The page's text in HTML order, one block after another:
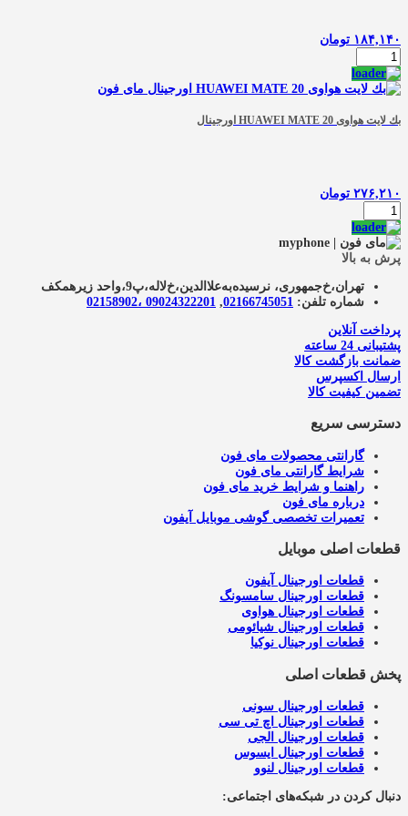
۱۸۴,۱۴۰ تومان
بک
لایت
گوشی
HONOR
9X
بك لایت هواوی HUAWEI MATE 20 اورجينال
۲۷۶,۲۱۰ تومان
بك
لایت
هواوی
HUAWEI
MATE
اورجينال
پرش به بالا
تهران،خ‌جمهوری، نرسیده‌به‌علاالدین،‌خ‌لاله،‌پ9،واحد زیرهمکف
شماره تلفن: 02166745051‌
, 09024322201 ،02158902
پرداخت آنلاین
پشتیبانی 24 ساعته
ضمانت بازگشت کالا
ارسال اکسپرس
تضمین کیفیت کالا
دسترسی سریع
گارانتی محصولات مای فون
شرایط گارانتی مای فون
راهنما و شرایط خرید مای فون
درباره مای فون
تعمیرات تخصصی گوشی موبایل آیفون
قطعات اصلی موبایل
قطعات اورجینال آیفون
قطعات اورجینال سامسونگ
قطعات اورجینال هواوی
قطعات اورجینال شیائومی
قطعات اورجینال نوکیا
پخش قطعات اصلی
قطعات اورجینال سونی
قطعات اورجینال اچ تی سی
قطعات اورجینال الجی
قطعات اورجینال ایسوس
قطعات اورجینال لنوو
دنبال کردن در شبکه‌های اجتماعی: